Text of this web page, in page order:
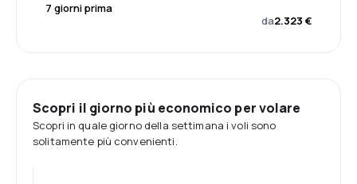
7 giorni prima
da2.323 €
Scopri il giorno più economico per volare
Scopri in quale giorno della settimana i voli sono
solitamente più convenienti.